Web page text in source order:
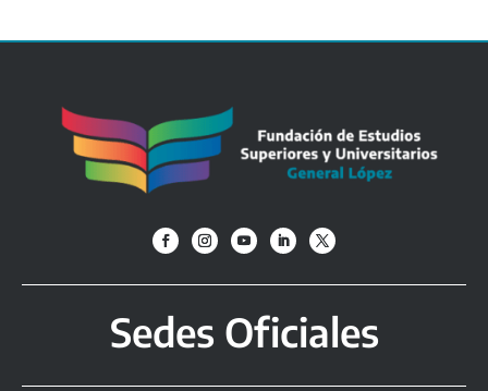
Sedes Oficiales